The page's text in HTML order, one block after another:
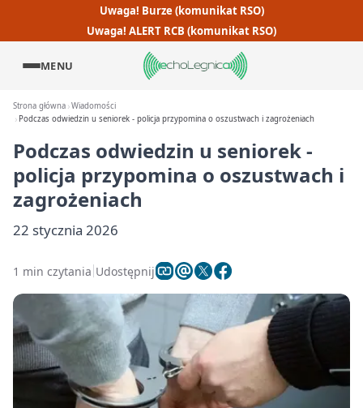
Uwaga! Burze (komunikat RSO)
Uwaga! ALERT RCB (komunikat RSO)
MENU
Strona główna Wiadomości
Podczas odwiedzin u seniorek - policja przypomina o oszustwach i zagrożeniach
Podczas odwiedzin u seniorek -
policja przypomina o oszustwach i
zagrożeniach
22 stycznia 2026
1 min czytania Udostępnij